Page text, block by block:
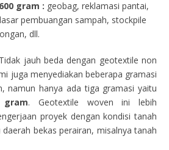
gram : geobag, reklamasi pantai,
pembuangan sampah, stockpile
dll.
jauh beda dengan geotextile non
juga menyediakan beberapa gramasi
namun hanya ada tiga gramasi yaitu
. Geotextile woven ini lebih
proyek dengan kondisi tanah
bekas perairan, misalnya tanah